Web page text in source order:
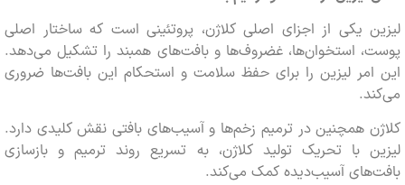
یکی از اجزای اصلی کلاژن، پروتئینی است که ساختار اصلی
استخوان‌ها، غضروف‌ها و بافت‌های همبند را تشکیل می‌دهد.
لیزین را برای حفظ سلامت و استحکام این بافت‌ها ضروری
همچنین در ترمیم زخم‌ها و آسیب‌های بافتی نقش کلیدی دارد.
با تحریک تولید کلاژن، به تسریع روند ترمیم و بازسازی
آسیب‌دیده کمک می‌کند.